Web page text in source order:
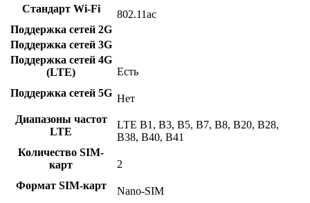
Стандарт Wi-Fi
802.11ac
Поддержка сетей 2G
Поддержка сетей 3G
Поддержка сетей 4G
(LTE)
Есть
Поддержка сетей 5G Нет
Диапазоны частот
LTE
LTE B1, B3, B5, B7, B8, B20, B28,
B38, B40, B41
Количество SIM-
карт
2
Формат SIM-карт
Nano-SIM